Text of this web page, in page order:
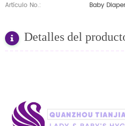
Artículo No.: Baby Diaper
Detalles del